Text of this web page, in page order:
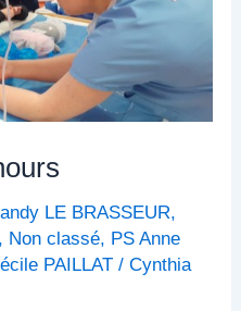
LE BRASSEUR,
, Non classé, PS Anne
PAILLAT /Cynthia